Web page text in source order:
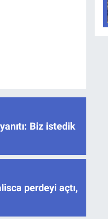
Biz istedik
perdeyi açtı,